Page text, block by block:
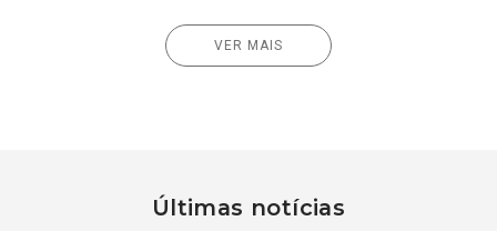
VER MAIS
Últimas notícias